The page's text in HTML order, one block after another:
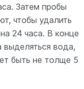
Затем пробы
чтобы удалить
24 часа. В конце
выделяться вода,
быть не толще 5